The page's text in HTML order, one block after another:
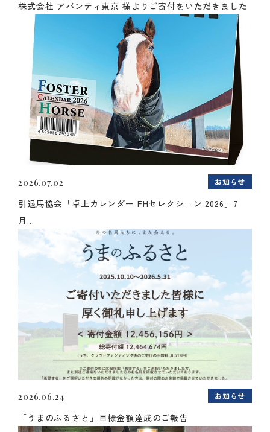
株式会社 アバンティ東京 様よりご寄付をいただきました
2026.07.02 お知らせ
引退馬協会「卓上カレンダー FHセレクション 2026」7
月...
2026.06.24 お知らせ
「うまのふるさと」目標金額達成のご報告